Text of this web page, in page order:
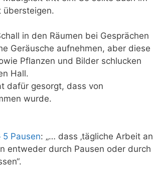
übersteigen.
in den Räumen bei Gesprächen
Geräusche aufnehmen, aber diese
Pflanzen und Bilder schlucken
Hall.
dafür gesorgt, dass von
wurde.
Pausen: „… dass ‚tägliche Arbeit an
entweder durch Pausen oder durch